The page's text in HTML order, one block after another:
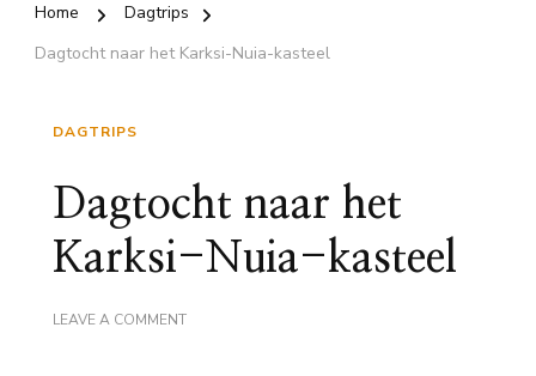
Home
Dagtrips
Dagtocht naar het Karksi-Nuia-kasteel
DAGTRIPS
Dagtocht naar het
Karksi-Nuia-kasteel
LEAVE A COMMENTON